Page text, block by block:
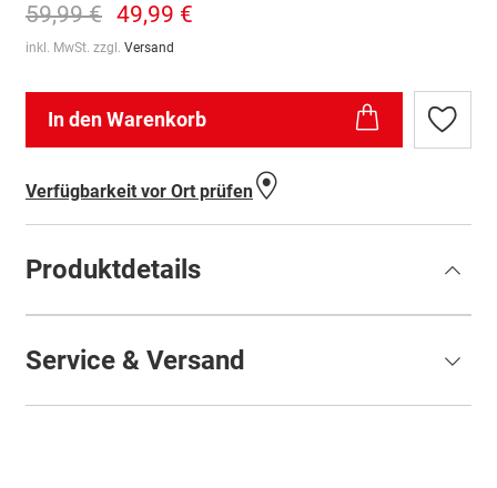
59,99 € 49,99 €
inkl. MwSt. zzgl. Versand
In den Warenkorb
Zur
Verfügbarkeit vor Ort prüfen
Produktdetails
Service & Versand